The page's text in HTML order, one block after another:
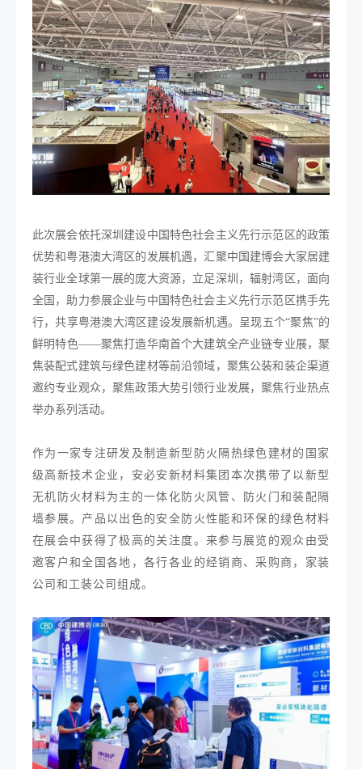
此次展会依托深圳建设中国特色社会主义先行示范区的政策
优势和粤港澳大湾区的发展机遇，汇聚中国建博会大家居建
装行业全球第一展的庞大资源，立足深圳，辐射湾区，面向
全国，助力参展企业与中国特色社会主义先行示范区携手先
行，共享粤港澳大湾区建设发展新机遇。呈现五个“聚焦”的
鲜明特色——聚焦打造华南首个大建筑全产业链专业展，聚
焦装配式建筑与绿色建材等前沿领域，聚焦公装和装企渠道
邀约专业观众，聚焦政策大势引领行业发展，聚焦行业热点
举办系列活动。
作为一家专注研发及制造新型防火隔热绿色建材的国家
级高新技术企业，安必安新材料集团本次携带了以新型
无机防火材料为主的一体化防火风管、防火门和装配隔
墙参展。产品以出色的安全防火性能和环保的绿色材料
在展会中获得了极高的关注度。来参与展览的观众由受
邀客户和全国各地，各行各业的经销商、采购商，家装
公司和工装公司组成。